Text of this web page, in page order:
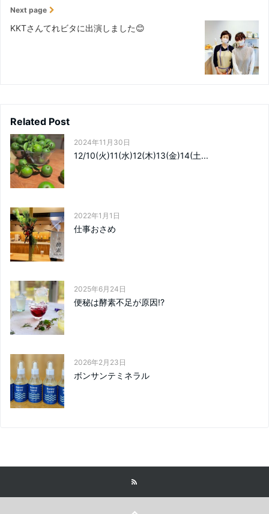
Next page
KKTさんてれビタに出演しました😊
Related Post
2024年11月30日
12/10(火)11(水)12(木)13(金)14(土...
2022年1月1日
仕事おさめ
2025年6月24日
便秘は酵素不足が原因!?
2026年2月23日
ボンサンテミネラル